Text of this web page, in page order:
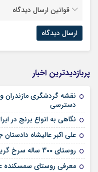
قوانین ارسال دیدگاه
پربازدیدترین اخبار
دسترسی
نگاهی به انواع برنج در
علی‌ اکبر عالیشاه
روستای 300 ساله سرخ ‌گریوه بهشهر با اهالی کردستان + تصاویر
معرفی روستای سمسکنده